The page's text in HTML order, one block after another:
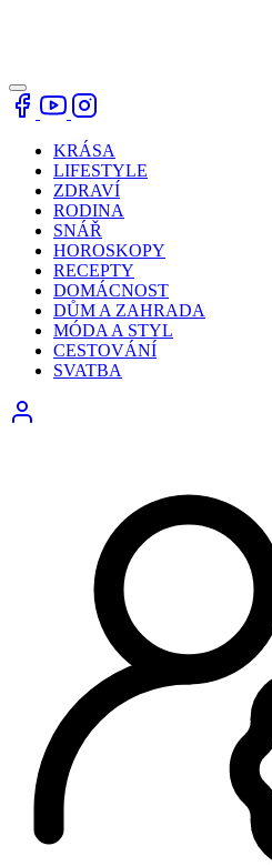
KRÁSA
LIFESTYLE
ZDRAVÍ
RODINA
SNÁŘ
HOROSKOPY
RECEPTY
DOMÁCNOST
DŮM A ZAHRADA
MÓDA A STYL
CESTOVÁNÍ
SVATBA